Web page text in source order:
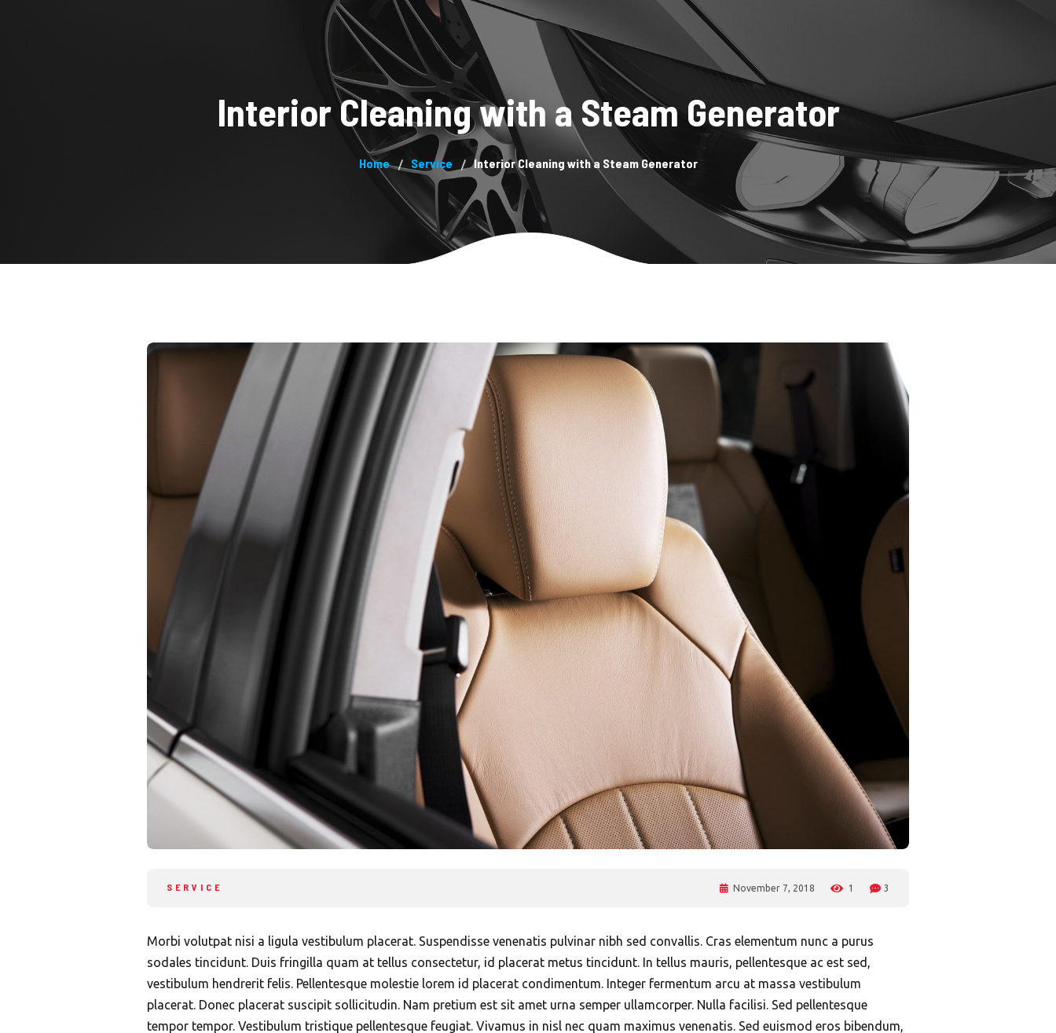
Booking System About us Products Contacts
Interior Cleaning with a Steam Generator
Home Service Interior Cleaning with a Steam Generator
SERVICE November 7, 2018 1 3
Morbi volutpat nisi a ligula vestibulum placerat. Suspendisse venenatis pulvinar nibh sed convallis. Cras elementum nunc a purus
sodales tincidunt. Duis fringilla quam at tellus consectetur, id placerat metus tincidunt. In tellus mauris, pellentesque ac est sed,
vestibulum hendrerit felis. Pellentesque molestie lorem id placerat condimentum. Integer fermentum arcu at massa vestibulum
placerat. Donec placerat suscipit sollicitudin. Nam pretium est sit amet urna semper ullamcorper. Nulla facilisi. Sed pellentesque
tempor tempor. Vestibulum tristique pellentesque feugiat. Vivamus in nisl nec quam maximus venenatis. Sed euismod eros bibendum,